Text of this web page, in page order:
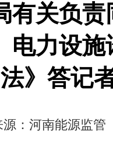
有关负
电力设
法》答记
源：河南能源监管